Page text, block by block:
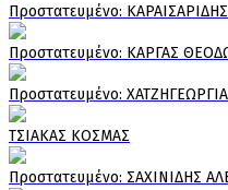
Πρoστατευμένο:
Πρoστατευμένο: ΚΑΡΓΑΣ
Πρoστατευμένο:
ΤΣΙΑΚΑΣ ΚΟΣΜΑΣ
Πρoστατευμένο: ΣΑΧΙΝΙΔΗΣ